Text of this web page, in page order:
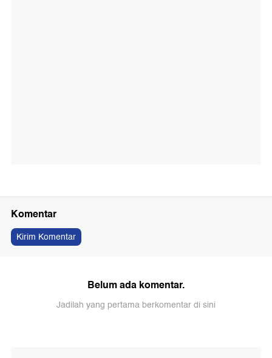
Komentar
Kirim Komentar
Belum ada komentar.
Jadilah yang pertama berkomentar di sini